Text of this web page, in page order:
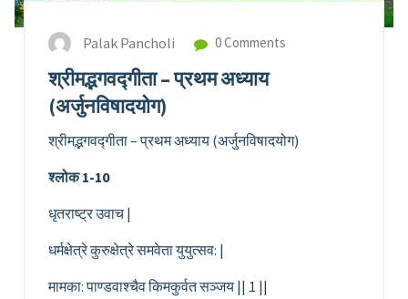
Palak Pancholi 0 Comments
श्रीमद्भगवद्गीता – प्रथम अध्याय
(अर्जुनविषादयोग)
श्रीमद्भगवद्गीता – प्रथम अध्याय (अर्जुनविषादयोग)
श्लोक 1-10
धृतराष्ट्र उवाच |
धर्मक्षेत्रे कुरुक्षेत्रे समवेता युयुत्सव: |
मामका: पाण्डवाश्चैव किमकुर्वत सञ्जय || 1 ||